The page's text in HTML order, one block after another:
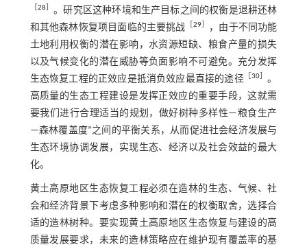
28
。研究区这种环境和生产目标之间的权衡是退耕还林
和其他森林恢复项目面临的主要挑战
29］
，由于不同功能
土地利用权衡的潜在影响，水资源短缺、粮食产量的损失
以及气候变化的潜在威胁等负面影响不可避免。充分发挥
生态恢复工程的正效应是抵消负效应最直接的途径［30
。
高质量的生态工程建设是发挥正效应的重要手段，这就需
要我们进行合理适当的规划，做好树种多样性—粮食生产
—森林覆盖度”之间的平衡关系，从而促进社会经济发展与
生态环境协调发展，实现生态、经济以及社会效益的最大
化。
黄土高原地区生态恢复工程必须在造林的生态、气候、社
会和经济背景下考虑多种影响和潜在的权衡取舍，选择合
适的造林树种。要实现黄土高原地区生态恢复与建设的高
质量发展要求，未来的造林策略应在维护现有覆盖率的基